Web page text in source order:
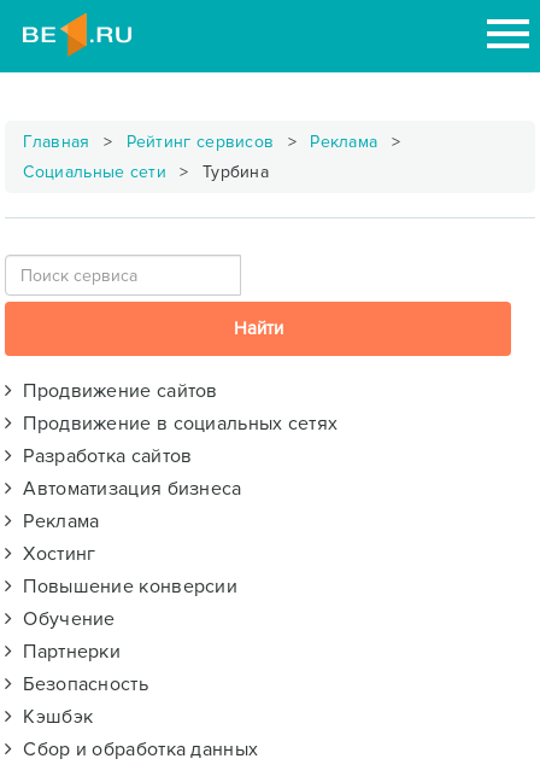
Главная Рейтинг сервисов
Реклама
Социальные сети
Турбина
Продвижение сайтов
Продвижение в социальных сетях
Разработка сайтов
Автоматизация бизнеса
Реклама
Хостинг
Повышение конверсии
Обучение
Партнерки
Безопасность
Кэшбэк
Сбор и обработка данных